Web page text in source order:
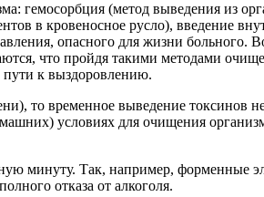
гемосорбция (метод выведения из
в кровеносное русло), введение
опасного для жизни больного.
что пройдя такими методами
пути к выздоровлению.
то временное выведение токсинов
условиях для очищения
минуту. Так, например, форменные
отказа от алкоголя.